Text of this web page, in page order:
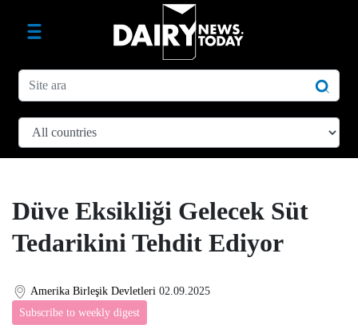
Düve Eksikliği Gelecek Süt
Tedarikini Tehdit Ediyor
Amerika Birleşik Devletleri 02.09.2025
Subscribe to weekly digest